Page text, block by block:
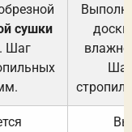
сушки
Шаг
доски